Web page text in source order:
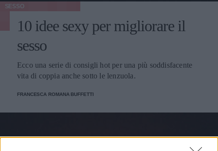
SESSO
10 idee sexy per migliorare il
sesso
Ecco una serie di consigli hot per una più soddisfacente
vita di coppia anche sotto le lenzuola.
FRANCESCA ROMANA BUFFETTI